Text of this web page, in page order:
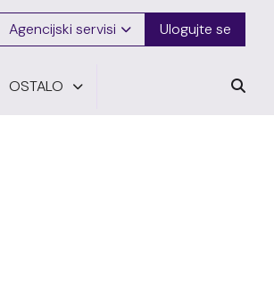
Agencijski servisi Ulogujte se
OSTALO